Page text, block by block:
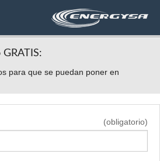
para que se puedan poner en
(obligatorio)